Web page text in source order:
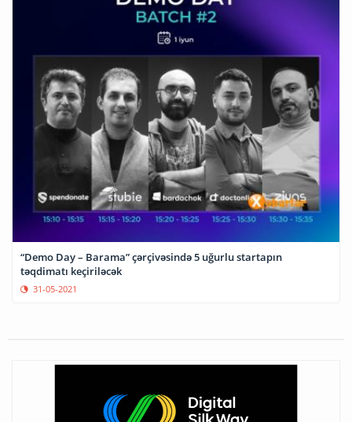
“Demo Day – Barama” çərçivəsində 5 uğurlu startapın
təqdimatı keçiriləcək
31-05-2021